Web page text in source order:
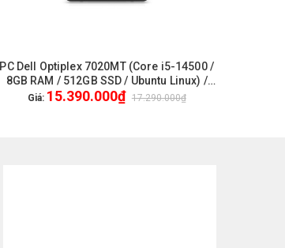
HẾT HÀNG
PC Dell Optiplex 7020MT (Core i5-14500 /
8GB RAM / 512GB SSD / Ubuntu Linux) /
New / 1Yr Pro
Giá: 15.390.000₫ 17.290.000₫